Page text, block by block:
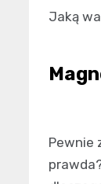
Jaką
Pewnie